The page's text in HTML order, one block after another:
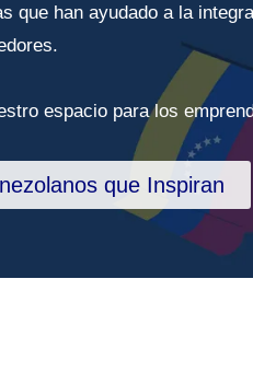
que han ayudado a la
espacio para los
que Inspiran